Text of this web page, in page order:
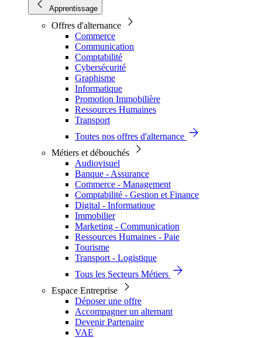
Apprentissage
Offres d'alternance
Commerce
Communication
Comptabilité
Cybersécurité
Graphisme
Informatique
Promotion Immobilière
Ressources Humaines
Transport
Toutes nos offres d'alternance
Métiers et débouchés
Audiovisuel
Banque - Assurance
Commerce - Management
Comptabilité - Gestion et Finance
Digital - Informatique
Immobilier
Marketing - Communication
Ressources Humaines - Paie
Tourisme
Transport - Logistique
Tous les Secteurs Métiers
Espace Entreprise
Déposer une offre
Accompagner un alternant
Devenir Partenaire
VAE